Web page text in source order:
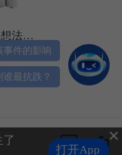
想法…
事件的影响
最抗跌？
打开App